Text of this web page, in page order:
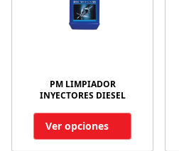
PM LIMPIADOR
INYECTORES DIESEL
Ver opciones